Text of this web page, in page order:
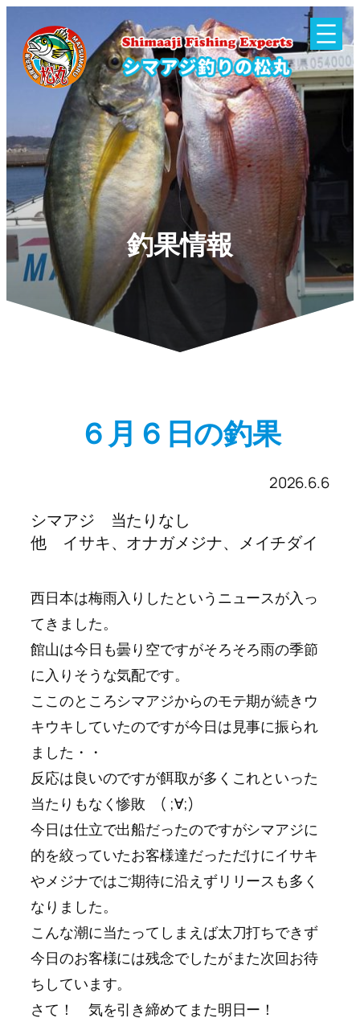
釣果情報
６月６日の釣果
2026.6.6
シマアジ 当たりなし
他 イサキ、オナガメジナ、メイチダイ
西日本は梅雨入りしたというニュースが入っ
てきました。
館山は今日も曇り空ですがそろそろ雨の季節
に入りそうな気配です。
ここのところシマアジからのモテ期が続きウ
キウキしていたのですが今日は見事に振られ
ました・・
反応は良いのですが餌取が多くこれといった
当たりもなく惨敗 ( ;∀;)
今日は仕立で出船だったのですがシマアジに
的を絞っていたお客様達だっただけにイサキ
やメジナではご期待に沿えずリリースも多く
なりました。
こんな潮に当たってしまえば太刀打ちできず
今日のお客様には残念でしたがまた次回お待
ちしています。
さて！ 気を引き締めてまた明日ー！